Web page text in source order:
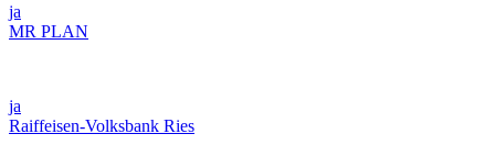
ja
MR PLAN
ja
Raiffeisen-Volksbank Ries